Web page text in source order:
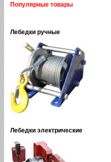
Популярные товары
Лебедки ручные
Лебедки электрические